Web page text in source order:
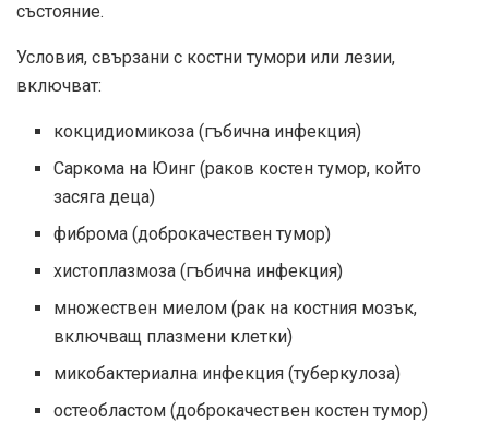
състояние.
Условия, свързани с костни тумори или лезии,
включват:
кокцидиомикоза (гъбична инфекция)
Саркома на Юинг (раков костен тумор, който
засяга деца)
фиброма (доброкачествен тумор)
хистоплазмоза (гъбична инфекция)
множествен миелом (рак на костния мозък,
включващ плазмени клетки)
микобактериална инфекция (туберкулоза)
остеобластом (доброкачествен костен тумор)